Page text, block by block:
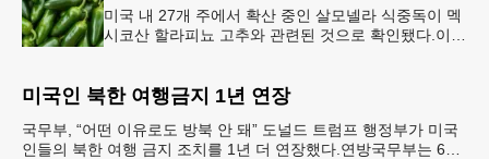
미국 내 27개 주에서 확산 중인 살모넬라 식중독이 멕
시코산 할라피뇨 고추와 관련된 것으로 확인됐다.이에
미국인 북한 여행금지 1년 연장
국무부, “어떤 이유로도 방북 안 돼” 도널드 트럼프 행정부가 미국
인들의 북한 여행 금지 조치를 1년 더 연장했다.연방국무부는 6일